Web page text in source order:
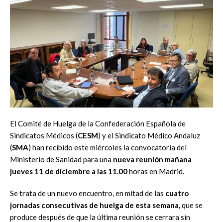
El Comité de Huelga de la Confederación Española de
Sindicatos Médicos (CESM) y el Sindicato Médico Andaluz
(SMA) han recibido este miércoles la convocatoria del
Ministerio de Sanidad para una nueva reunión mañana
jueves 11 de diciembre a las 11.00horas en Madrid.
Se trata de un nuevo encuentro, en mitad de las cuatro
jornadas consecutivas de huelga de esta semana,que se
produce después de que la última reunión se cerrara sin